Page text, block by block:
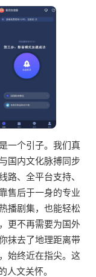
一个引子。我们真
国内文化脉搏同步
路、全平台支持、
售后于一身的专业
播剧集，也能轻松
更不再需要为国外
抹去了地理距离带
始终近在指尖。这
人文关怀。